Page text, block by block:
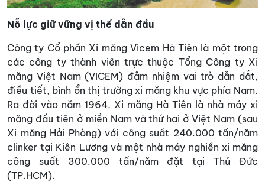
Nỗ lực giữ vững vị thế dẫn đầu
Công ty Cổ phần Xi măng Vicem Hà Tiên là một trong
các công ty thành viên trực thuộc Tổng Công ty Xi
măng Việt Nam (VICEM) đảm nhiệm vai trò dẫn dắt,
điều tiết, bình ổn thị trường xi măng khu vực phía Nam.
Ra đời vào năm 1964, Xi măng Hà Tiên là nhà máy xi
măng đầu tiên ở miền Nam và thứ hai ở Việt Nam (sau
Xi măng Hải Phòng) với công suất 240.000 tấn/năm
clinker tại Kiên Lương và một nhà máy nghiền xi măng
công suất 300.000 tấn/năm đặt tại Thủ Ðức
(TP.HCM).